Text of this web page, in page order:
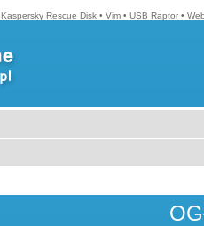
Kaspersky Rescue Disk • Vim • USB Raptor •